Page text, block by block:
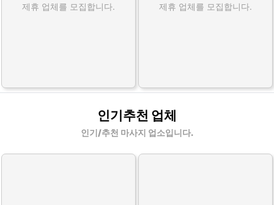
제휴 업체를 모집합니다. 제휴 업체를 모집합니다.
인기추천 업체
인기/추천 마사지 업소입니다.